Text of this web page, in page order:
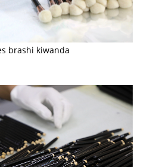
brashi kiwanda